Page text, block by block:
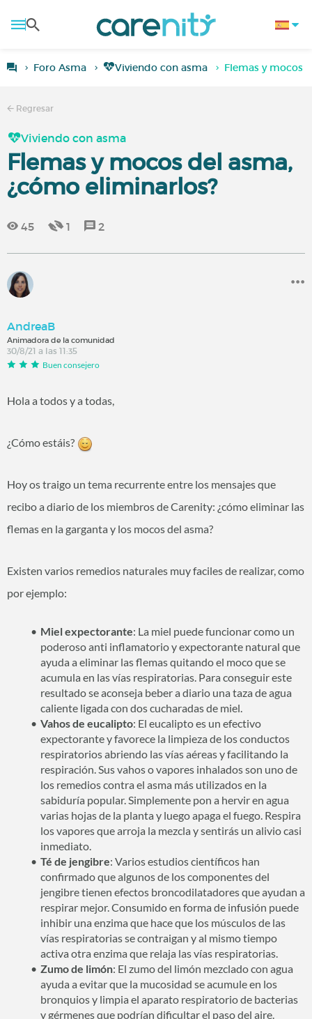
Foro Asma Viviendo con asma Flemas y mocos
Regresar
Viviendo con asma
Flemas y mocos del asma,
¿cómo eliminarlos?
45 1 2
AndreaB
Animadora de la comunidad
30/8/21 a las 11:35
Buen consejero
Hola a todos y a todas,
¿Cómo estáis?
Hoy os traigo un tema recurrente entre los mensajes que
recibo a diario de los miembros de Carenity: ¿cómo eliminar las
flemas en la garganta y los mocos del asma?
Existen varios remedios naturales muy faciles de realizar, como
por ejemplo:
Miel expectorante: La miel puede funcionar como un
poderoso anti inflamatorio y expectorante natural que
ayuda a eliminar las flemas quitando el moco que se
acumula en las vías respiratorias. Para conseguir este
resultado se aconseja beber a diario una taza de agua
caliente ligada con dos cucharadas de miel.
Vahos de eucalipto: El eucalipto es un efectivo
expectorante y favorece la limpieza de los conductos
respiratorios abriendo las vías aéreas y facilitando la
respiración. Sus vahos o vapores inhalados son uno de
los remedios contra el asma más utilizados en la
sabiduría popular. Simplemente pon a hervir en agua
varias hojas de la planta y luego apaga el fuego. Respira
los vapores que arroja la mezcla y sentirás un alivio casi
inmediato.
Té de jengibre: Varios estudios científicos han
confirmado que algunos de los componentes del
jengibre tienen efectos broncodilatadores que ayudan a
respirar mejor. Consumido en forma de infusión puede
inhibir una enzima que hace que los músculos de las
vías respiratorias se contraigan y al mismo tiempo
activa otra enzima que relaja las vías respiratorias.
Zumo de limón: El zumo del limón mezclado con agua
ayuda a evitar que la mucosidad se acumule en los
bronquios y limpia el aparato respiratorio de bacterias
y gérmenes que podrían dificultar el paso del aire.